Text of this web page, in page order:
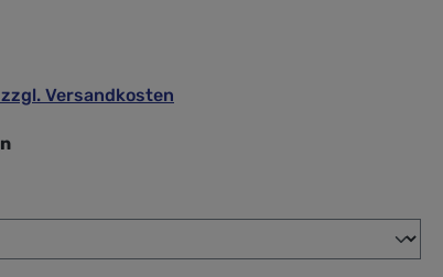
Versandkosten